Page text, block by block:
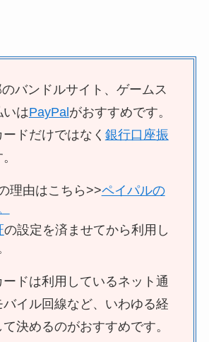
バンドルサイト、ゲームス
いはPayPalがおすすめです。
ドだけではなく 銀行口座振
理由はこちら>>ペイパルの
の設定を済ませてから利用し
ードは利用しているネット通
イル回線など、いわゆる経
決めるのがおすすめです。